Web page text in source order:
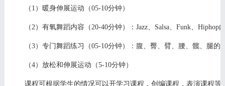
（1）暖身伸展运动（05-10分钟）
（2）有氧舞蹈内容（20-40分钟）：Jazz、Salsa、Funk、Hiphop
（3）专门舞蹈练习（05-10分钟）：腹、臀、臂、腰、髋、腿的
（4）放松和伸展运动（5-10分钟）
课程可根据学生的情况可以开学习课程，创编课程，表演课程等